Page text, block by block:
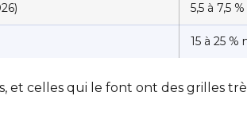
5,5 à 7,5 %
15 à 25 %
celles qui le font ont des grilles